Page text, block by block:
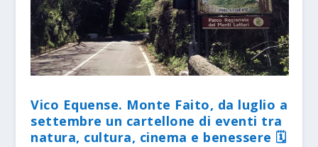
Vico Equense. Monte Faito, da luglio a
settembre un cartellone di eventi tra
natura, cultura, cinema e benessere 🗓